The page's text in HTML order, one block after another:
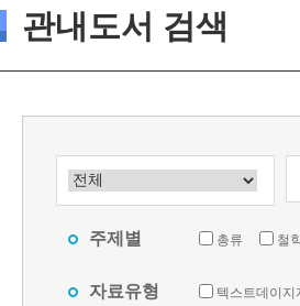
관내도서 검색
주제별 총류 철
자료유형 텍스트데이지